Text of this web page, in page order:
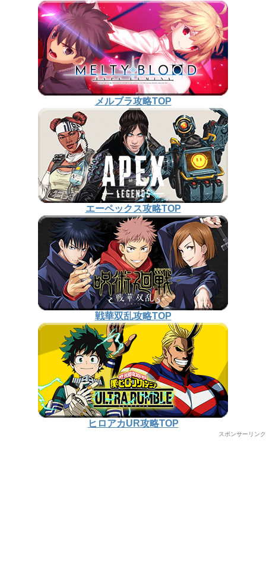
メルブラ攻略TOP
エーペックス攻略TOP
戦華双乱攻略TOP
ヒロアカUR攻略TOP
スポンサーリンク